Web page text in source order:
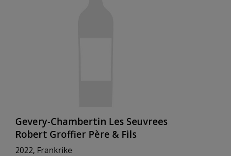
Gevery-Chambertin Les Seuvrees
Robert Groffier Père & Fils
2022, Frankrike